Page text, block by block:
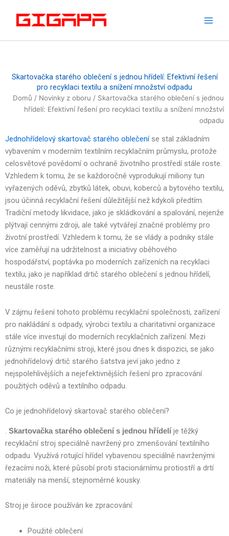
Skartovačka starého oblečení s jednou hřídelí: Efektivní řešení
pro recyklaci textilu a snížení množství odpadu
Domů / Novinky z oboru / Skartovačka starého oblečení s jednou
hřídelí: Efektivní řešení pro recyklaci textilu a snížení množství
odpadu
Jednohřídelový skartovač starého oblečeníse stal základním
vybavením v moderním textilním recyklačním průmyslu, protože
celosvětové povědomí o ochraně životního prostředí stále roste.
Vzhledem k tomu, že se každoročně vyprodukují miliony tun
vyřazených oděvů, zbytků látek, obuvi, koberců a bytového textilu,
jsou účinná recyklační řešení důležitější než kdykoli předtím.
Tradiční metody likvidace, jako je skládkování a spalování, nejenže
plýtvají cennými zdroji, ale také vytvářejí značné problémy pro
životní prostředí. Vzhledem k tomu, že se vlády a podniky stále
více zaměřují na udržitelnost a iniciativy oběhového
hospodářství, poptávka po moderních zařízeních na recyklaci
textilu, jako je například drtič starého oblečení s jednou hřídelí,
neustále roste.
V zájmu řešení tohoto problému recyklační společnosti, zařízení
pro nakládání s odpady, výrobci textilu a charitativní organizace
stále více investují do moderních recyklačních zařízení. Mezi
různými recyklačními stroji, které jsou dnes k dispozici, se jako
jednohřídelový drtič starého šatstva jeví jako jedno z
nejspolehlivějších a nejefektivnějších řešení pro zpracování
použitých oděvů a textilního odpadu.
Co je jednohřídelový skartovač starého oblečení?
. Skartovačka starého oblečení s jednou hřídelíje těžký
recyklační stroj speciálně navržený pro zmenšování textilního
odpadu. Využívá rotující hřídel vybavenou speciálně navrženými
řezacími noži, které působí proti stacionárnímu protiostří a drtí
materiály na menší, stejnoměrné kousky.
Stroj je široce používán ke zpracování:
Použité oblečení